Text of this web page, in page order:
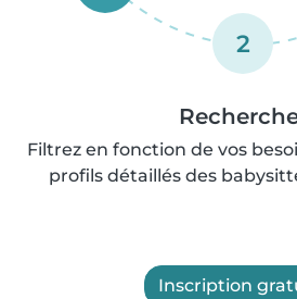
2
Filtrez en fonction de vos
profils détaillés des
Inscription